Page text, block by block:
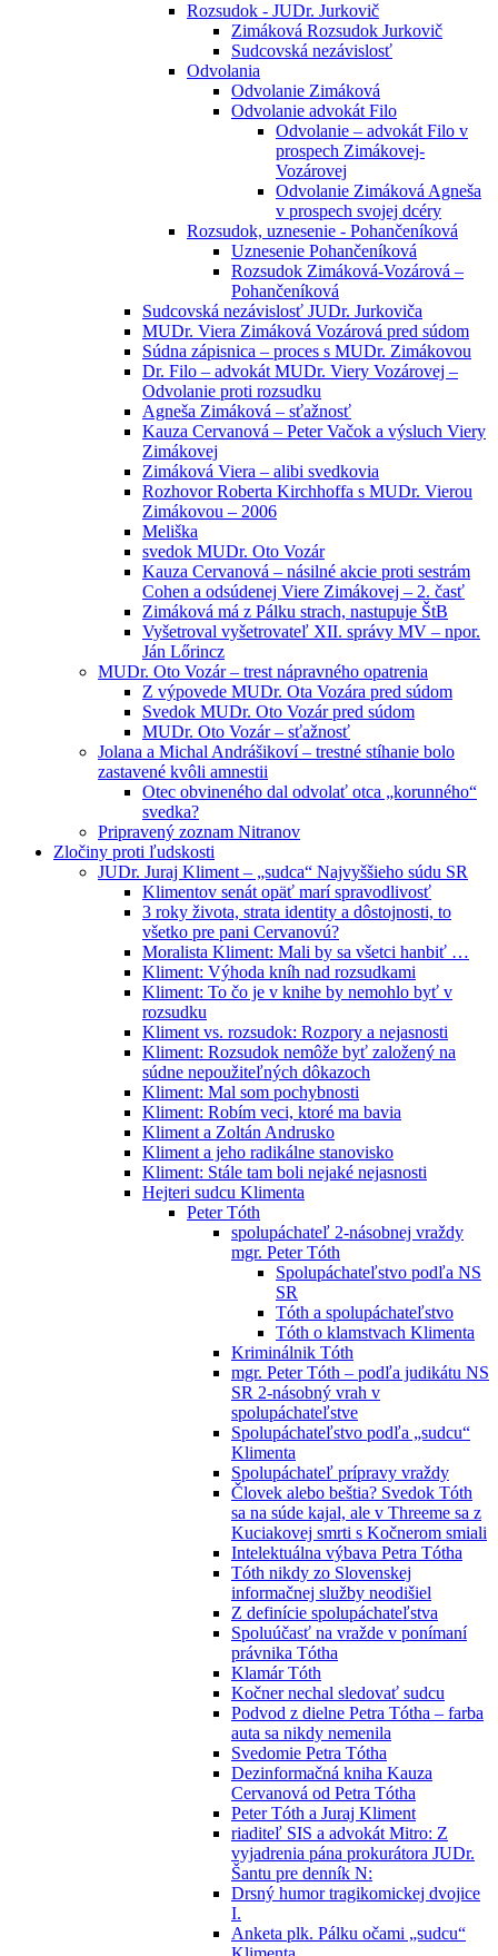
Rozsudok - JUDr. Jurkovič
Zimáková Rozsudok Jurkovič
Sudcovská nezávislosť
Odvolania
Odvolanie Zimáková
Odvolanie advokát Filo
Odvolanie – advokát Filo v
prospech Zimákovej-
Vozárovej
Odvolanie Zimáková Agneša
v prospech svojej dcéry
Rozsudok, uznesenie - Pohančeníková
Uznesenie Pohančeníková
Rozsudok Zimáková-Vozárová –
Pohančeníková
Sudcovská nezávislosť JUDr. Jurkoviča
MUDr. Viera Zimáková Vozárová pred súdom
Súdna zápisnica – proces s MUDr. Zimákovou
Dr. Filo – advokát MUDr. Viery Vozárovej –
Odvolanie proti rozsudku
Agneša Zimáková – sťažnosť
Kauza Cervanová – Peter Vačok a výsluch Viery
Zimákovej
Zimáková Viera – alibi svedkovia
Rozhovor Roberta Kirchhoffa s MUDr. Vierou
Zimákovou – 2006
Meliška
svedok MUDr. Oto Vozár
Kauza Cervanová – násilné akcie proti sestrám
Cohen a odsúdenej Viere Zimákovej – 2. časť
Zimáková má z Pálku strach, nastupuje ŠtB
Vyšetroval vyšetrovateľ XII. správy MV – npor.
Ján Lőrincz
MUDr. Oto Vozár – trest nápravného opatrenia
Z výpovede MUDr. Ota Vozára pred súdom
Svedok MUDr. Oto Vozár pred súdom
MUDr. Oto Vozár – sťažnosť
Jolana a Michal Andrášikoví – trestné stíhanie bolo
zastavené kvôli amnestii
Otec obvineného dal odvolať otca „korunného“
svedka?
Pripravený zoznam Nitranov
Zločiny proti ľudskosti
JUDr. Juraj Kliment – „sudca“ Najvyššieho súdu SR
Klimentov senát opäť marí spravodlivosť
3 roky života, strata identity a dôstojnosti, to
všetko pre pani Cervanovú?
Moralista Kliment: Mali by sa všetci hanbiť …
Kliment: Výhoda kníh nad rozsudkami
Kliment: To čo je v knihe by nemohlo byť v
rozsudku
Kliment vs. rozsudok: Rozpory a nejasnosti
Kliment: Rozsudok nemôže byť založený na
súdne nepoužiteľných dôkazoch
Kliment: Mal som pochybnosti
Kliment: Robím veci, ktoré ma bavia
Kliment a Zoltán Andrusko
Kliment a jeho radikálne stanovisko
Kliment: Stále tam boli nejaké nejasnosti
Hejteri sudcu Klimenta
Peter Tóth
spolupáchateľ 2-násobnej vraždy
mgr. Peter Tóth
Spolupáchateľstvo podľa NS
SR
Tóth a spolupáchateľstvo
Tóth o klamstvach Klimenta
Kriminálnik Tóth
mgr. Peter Tóth – podľa judikátu NS
SR 2-násobný vrah v
spolupáchateľstve
Spolupáchateľstvo podľa „sudcu“
Klimenta
Spolupáchateľ prípravy vraždy
Človek alebo beštia? Svedok Tóth
sa na súde kajal, ale v Threeme sa z
Kuciakovej smrti s Kočnerom smiali
Intelektuálna výbava Petra Tótha
Tóth nikdy zo Slovenskej
informačnej služby neodišiel
Z definície spolupáchateľstva
Spoluúčasť na vražde v ponímaní
právnika Tótha
Klamár Tóth
Kočner nechal sledovať sudcu
Podvod z dielne Petra Tótha – farba
auta sa nikdy nemenila
Svedomie Petra Tótha
Dezinformačná kniha Kauza
Cervanová od Petra Tótha
Peter Tóth a Juraj Kliment
riaditeľ SIS a advokát Mitro: Z
vyjadrenia pána prokurátora JUDr.
Šantu pre denník N:
Drsný humor tragikomickej dvojice
I.
Anketa plk. Pálku očami „sudcu“